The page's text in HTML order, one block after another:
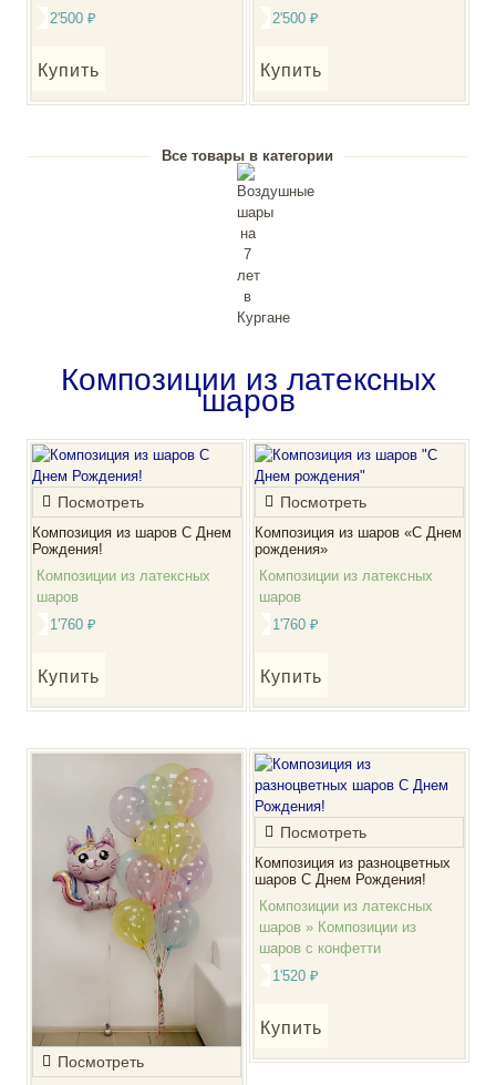
2'500 ₽
Купить
2'500 ₽
Купить
Все товары в категории
Композиции из латексных
шаров
Посмотреть
Композиция из шаров С Днем
Рождения!
Композиции из латексных
шаров
1'760 ₽
Купить
Посмотреть
Композиция из шаров «С Днем
рождения»
Композиции из латексных
шаров
1'760 ₽
Купить
Посмотреть
Посмотреть
Композиция из разноцветных
шаров С Днем Рождения!
Композиции из латексных
шаров » Композиции из
шаров с конфетти
1'520 ₽
Купить